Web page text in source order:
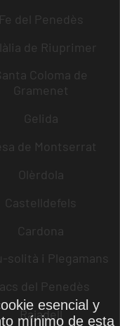
Fe del Penedès
de Riuprimer
Coloma de
Gramenet
Gelida
de Montserrat
Olèrdola
Castelldefels
Cardona
solità i Plegamans
del Penedès
Rajadell
esencial y
mínimo de esta